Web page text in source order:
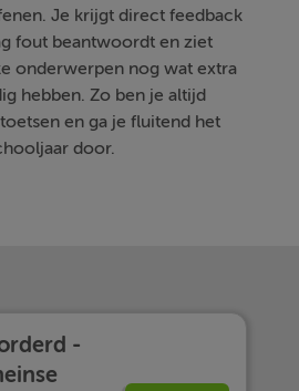
Je krijgt direct feedback
fout beantwoordt en ziet
onderwerpen nog wat extra
hebben. Zo ben je altijd
en ga je fluitend het
door.
-